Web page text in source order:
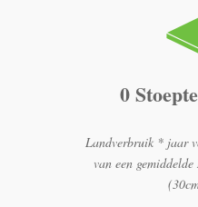
0
Landverbruik * jaar
van een